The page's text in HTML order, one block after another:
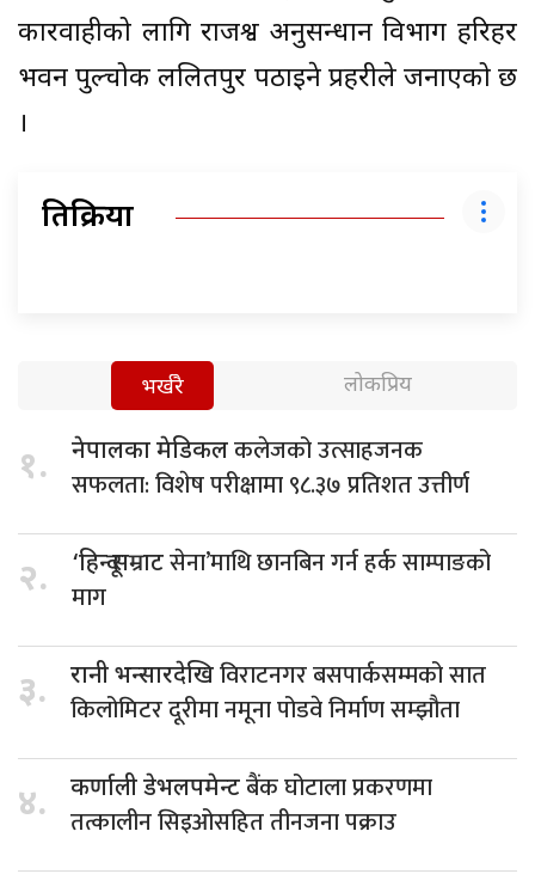
कारवाहीको लागि राजश्व अनुसन्धान विभाग हरिहर
भवन पुल्चोक ललितपुर पठाइने प्रहरीले जनाएको छ
।
प्रतिक्रिया
भर्खरै लोकप्रिय
१. नेपालका मेडिकलकलेजको उत्साहजनक
सफलता: विशेष परीक्षामा ९८.३७ प्रतिशत उत्तीर्ण
२. ‘हिन्दू सम्राटसेना’माथि छानबिन गर्न हर्क साम्पाङको
माग
३. रानी भन्सारदेखिविराटनगर बसपार्कसम्मको सात
किलोमिटर दूरीमा नमूना पोडवे निर्माण सम्झौता
४. कर्णाली डेभलपमेन्टबैंक घोटाला प्रकरणमा
तत्कालीन सिइओसहित तीनजना पक्राउ